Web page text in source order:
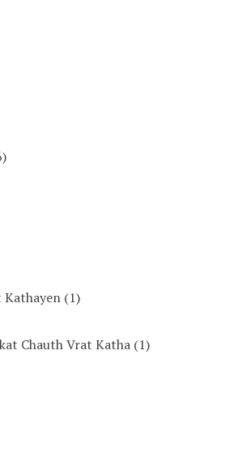
Kathayen (1)
Chauth Vrat Katha (1)